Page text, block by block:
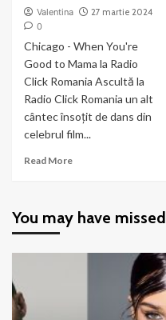
Valentina
27 martie 2024
0
Chicago - When You're
Good to Mama la Radio
Click Romania Ascultă la
Radio Click Romania un alt
cântec însoțit de dans din
celebrul film...
Read MoreRead
–
You may have missed